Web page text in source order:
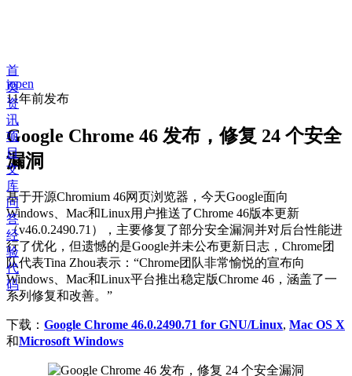
首
页
资
讯
项
目
文
库
问
答
经
验
代
码
jopen
11年前发布
Google Chrome 46 发布，修复 24 个安全
漏洞
基于开源Chromium 46网页浏览器，今天Google面向
Windows、Mac和Linux用户推送了Chrome 46版本更新
（v46.0.2490.71），主要修复了部分安全漏洞并对后台性能进
行了优化，但遗憾的是Google并未公布更新日志，Chrome团
队代表Tina Zhou表示：“Chrome团队非常愉悦的宣布向
Windows、Mac和Linux平台推出稳定版Chrome 46，涵盖了一
系列修复和改善。”
下载： Google Chrome 46.0.2490.71 for GNU/Linux, Mac OS X
和Microsoft Windows